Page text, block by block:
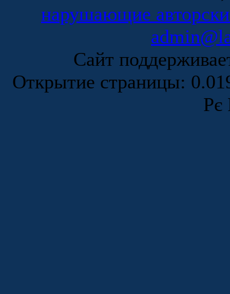
нарушающие
Сайт
Открытие страницы:
Рє